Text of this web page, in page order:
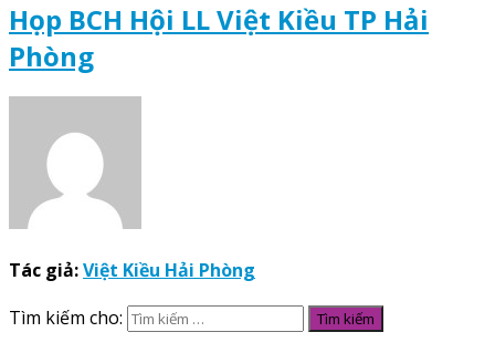
Họp BCH Hội LL Việt Kiều TP Hải
Phòng
Tác giả:Việt Kiều Hải Phòng
Tìm kiếm cho: